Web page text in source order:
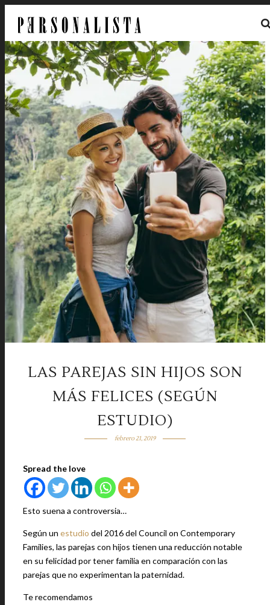
LAS PAREJAS SIN HIJOS SON
MÁS FELICES (SEGÚN
ESTUDIO)
febrero 21, 2019
Spread the love
Esto suena a controversia…
Según un estudio del 2016 del Council on Contemporary
Families, las parejas con hijos tienen una reducción notable
en su felicidad por tener familia en comparación con las
parejas que no experimentan la paternidad.
Te recomendamos